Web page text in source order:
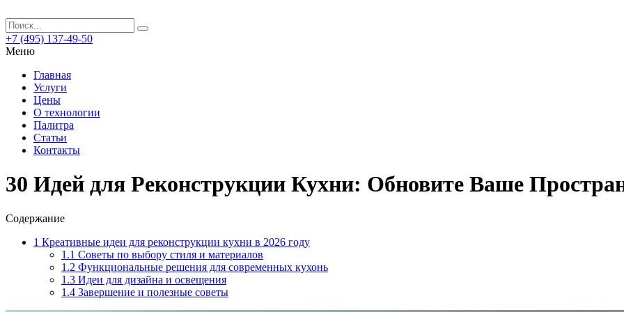
+7 (495) 137-49-50
Меню
Главная
Услуги
Цены
О технологии
Палитра
Статьи
Контакты
30 Идей для Реконструкции Кухни: Обновите Ваше
Содержание
1 Креативные идеи для реконструкции кухни в 2026 году
1.1 Советы по выбору стиля и материалов
1.2 Функциональные решения для современных кухонь
1.3 Идеи для дизайна и освещения
1.4 Завершение и полезные советы